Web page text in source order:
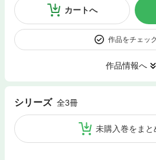
カートへ
作品をチェッ
作品情報へ
シリーズ 全3冊
未購入巻をまと